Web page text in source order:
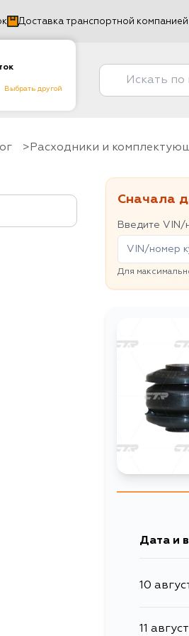
Выбрать другой
Доставка транспортной компанией
Расходники и
Сначала
Введите VIN/
Для
Дата и
10
11